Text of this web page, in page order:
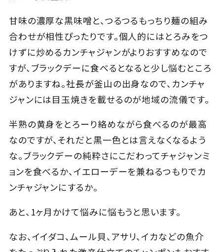
甘味の濃厚な黒味噌と、つるつるもっちり麺の組み
合わせが相性ぴったりです。個人的にはとろみをつ
けずに炒めるカンチャジャンがよりおすすめなので
すが、ブラックデーに食べるとなると少し悩むところ
がありますね。社長が釜山の出身なので、カンチャ
ジャンには目玉焼きを載せるのが地域の流儀です。
半熟の黄身をとろーり絡めながら食べるのが最高
なのですが、それだと黒一色とは言えなくなるよう
な。ブラックデーの純粋さにこだわってチャジャンミ
ョンを食べるか、イエローデーを兼ねるつもりでカ
ンチャジャンにするか。
あと、1ヶ月かけて悩みに悩もうと思います。
なお、イイダコ、ムール貝、アサリ、イカなどの魚介